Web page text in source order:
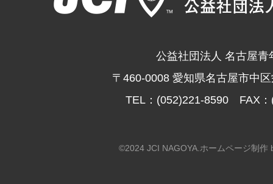
公益社団法人 名古屋青
〒460-0008 愛知県名古屋市中
TEL：(052)221-8590 FAX：
©2024 JCI NAGOYA. ホームページ制作